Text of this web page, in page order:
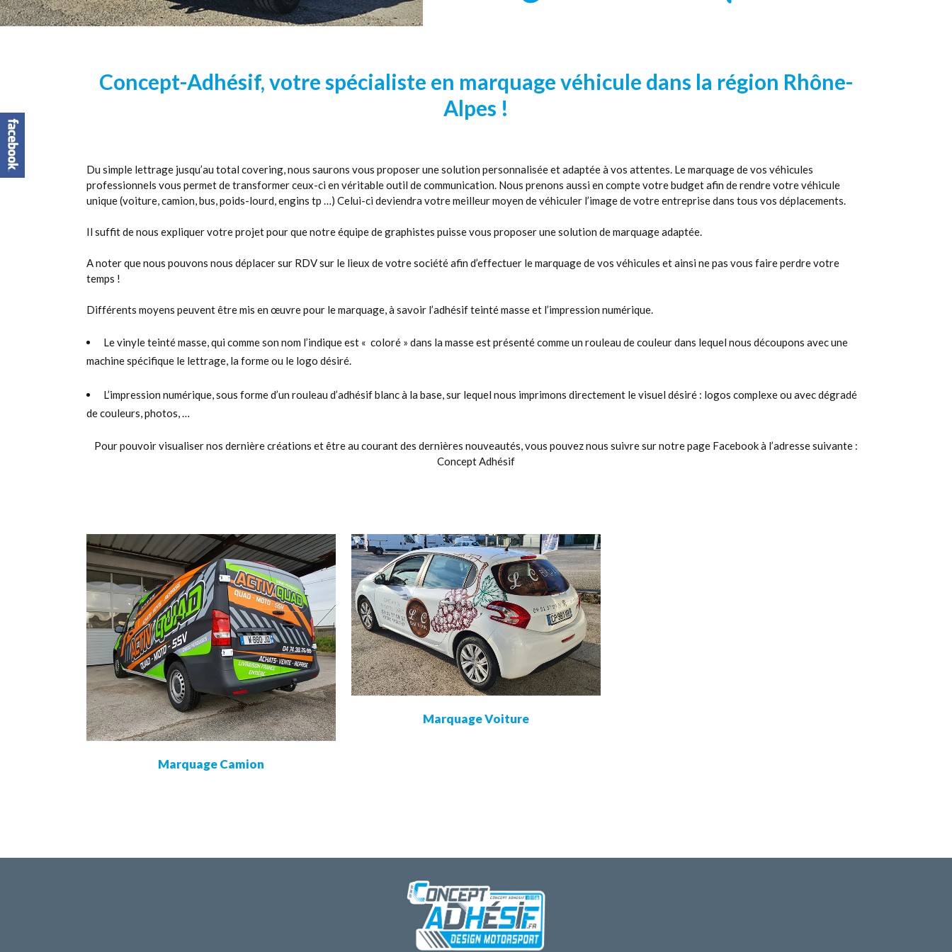
Concept-Adhésif, votre spécialiste en marquage véhicule dans la région Rhône-
Alpes !
Du simple lettrage jusqu’au total covering, nous saurons vous proposer une solution personnalisée et adaptée à vos attentes. Le marquage de vos véhicules
professionnels vous permet de transformer ceux-ci en véritable outil de communication. Nous prenons aussi en compte votre budget afin de rendre votre véhicule
unique (voiture, camion, bus, poids-lourd, engins tp …) Celui-ci deviendra votre meilleur moyen de véhiculer l’image de votre entreprise dans tous vos déplacements.
Il suffit de nous expliquer votre projet pour que notre équipe de graphistes puisse vous proposer une solution de marquage adaptée.
A noter que nous pouvons nous déplacer sur RDV sur le lieux de votre société afin d’effectuer le marquage de vos véhicules et ainsi ne pas vous faire perdre votre
temps !
Différents moyens peuvent être mis en œuvre pour le marquage, à savoir l’adhésif teinté masse et l’impression numérique.
Le vinyle teinté masse, qui comme son nom l’indique est « coloré » dans la masse est présenté comme un rouleau de couleur dans lequel nous découpons avec une
machine spécifique le lettrage, la forme ou le logo désiré.
L’impression numérique, sous forme d’un rouleau d’adhésif blanc à la base, sur lequel nous imprimons directement le visuel désiré : logos complexe ou avec dégradé
de couleurs, photos, …
Pour pouvoir visualiser nos dernière créations et être au courant des dernières nouveautés, vous pouvez nous suivre sur notre page Facebook à l’adresse suivante :
Concept Adhésif
view
Marquage Camion
view
Marquage Voiture